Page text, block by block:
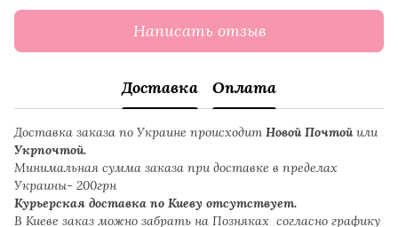
Написать отзыв
Доставка Оплата
Доставка заказа по Украине происходит Новой Почтой или
Укрпочтой.
Минимальная сумма заказа при доставке в пределах
Украины- 200грн
Курьерская доставка по Киеву отсутствует.
В Киеве заказ можно забрать на Позняках согласно графику